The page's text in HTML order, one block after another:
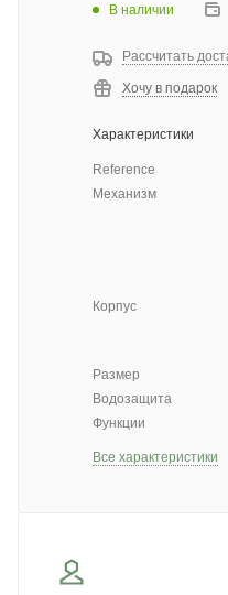
В наличии
Рассчитать
Хочу в подарок
Характеристики
Reference
Механизм
Корпус
Размер
Водозащита
Функции
Все характеристики